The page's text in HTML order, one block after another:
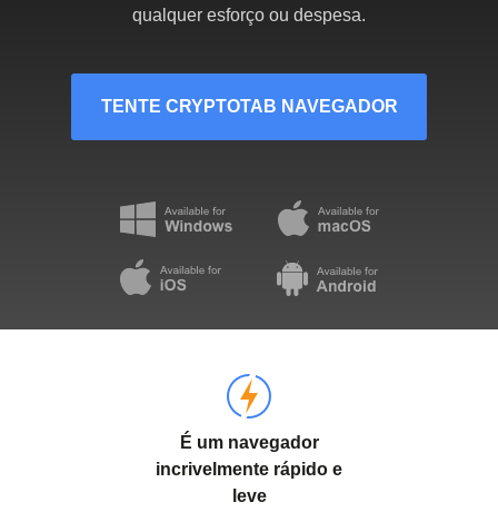
qualquer esforço ou despesa.
TENTE CRYPTOTAB NAVEGADOR
É um navegador
incrivelmente rápido e
leve